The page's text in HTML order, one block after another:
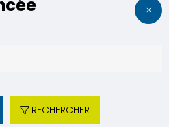
RECHERCHER